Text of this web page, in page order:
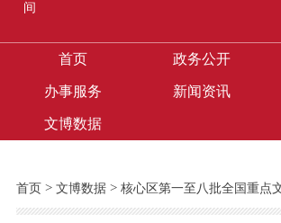
间
首页 政务公开
办事服务 新闻资讯
文博数据
首页> 文博数据> 核心区第一至八批全国重点